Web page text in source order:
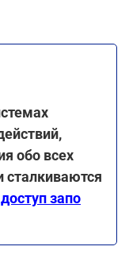
обо всех
сталкиваются
запо